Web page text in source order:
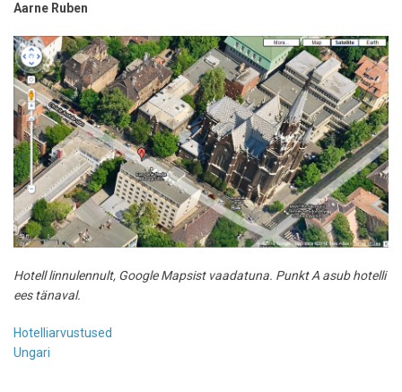
Aarne Ruben
Hotell linnulennult, Google Mapsist vaadatuna. Punkt A asub hotelli
ees tänaval.
Hotelliarvustused
Ungari